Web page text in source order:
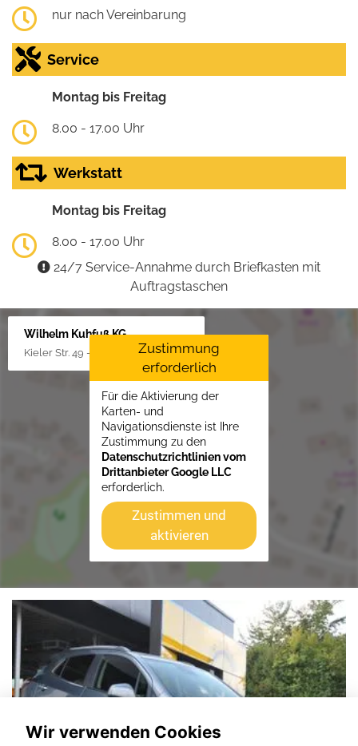
nur nach Vereinbarung
Service
Montag bis Freitag
8.00 - 17.00 Uhr
Werkstatt
Montag bis Freitag
8.00 - 17.00 Uhr
24/7 Service-Annahme durch Briefkasten mit
Auftragstaschen
Wilhelm Kuhfuß KG
Kieler Str. 49 - 51, 25451 Quickborn
Zustimmung
erforderlich
Für die Aktivierung der
Karten- und
Navigationsdienste ist Ihre
Zustimmung zu den
Datenschutzrichtlinien vom
Drittanbieter Google LLC
erforderlich.
Zustimmen und
aktivieren
Wir verwenden Cookies